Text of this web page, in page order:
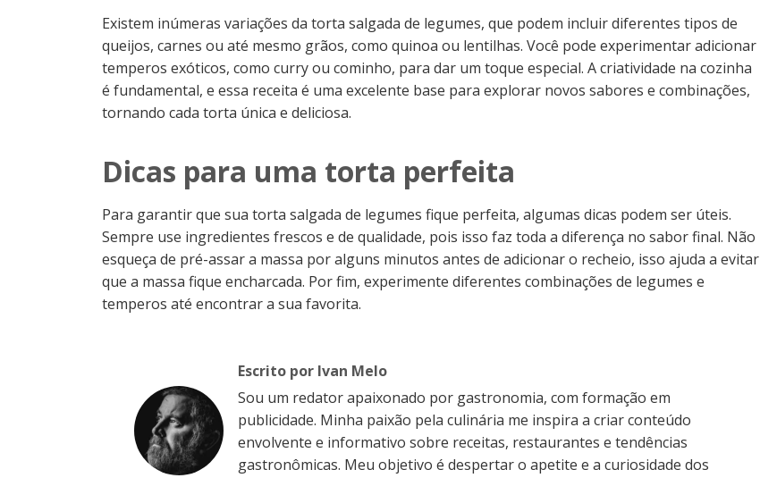
Existem inúmeras variações da torta salgada de legumes, que podem incluir diferentes tipos de
queijos, carnes ou até mesmo grãos, como quinoa ou lentilhas. Você pode experimentar adicionar
temperos exóticos, como curry ou cominho, para dar um toque especial. A criatividade na cozinha
é fundamental, e essa receita é uma excelente base para explorar novos sabores e combinações,
tornando cada torta única e deliciosa.
Dicas para uma torta perfeita
Para garantir que sua torta salgada de legumes fique perfeita, algumas dicas podem ser úteis.
Sempre use ingredientes frescos e de qualidade, pois isso faz toda a diferença no sabor final. Não
esqueça de pré-assar a massa por alguns minutos antes de adicionar o recheio, isso ajuda a evitar
que a massa fique encharcada. Por fim, experimente diferentes combinações de legumes e
temperos até encontrar a sua favorita.
Escrito por Ivan Melo
Sou um redator apaixonado por gastronomia, com formação em
publicidade. Minha paixão pela culinária me inspira a criar conteúdo
envolvente e informativo sobre receitas, restaurantes e tendências
gastronômicas. Meu objetivo é despertar o apetite e a curiosidade dos